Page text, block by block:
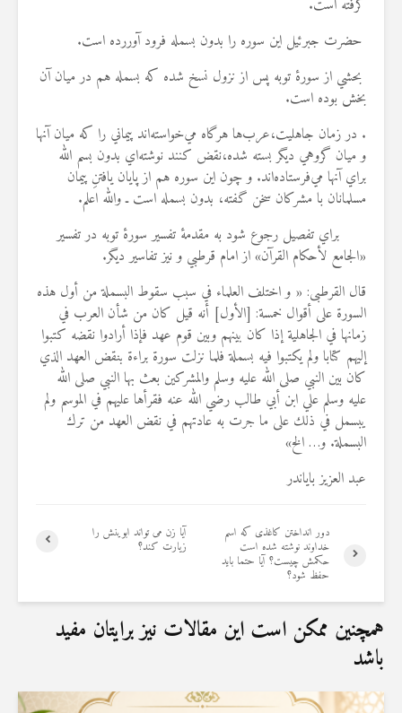
گرفته است.
حضرت جبرئيل اين سوره را بدون بسمله فرود آوررده است.
بحشي از سورۀ توبه پس از نزول نسخ شده كه بسمله هم در ميان آن
بخش بوده است.
. در زمان جاهليت،عرب‌ها هرگاه مي‌خواسته‌اند پيماني را كه ميان آنها
و ميان گروهي ديگر بسته شده،نقض كنند نوشته‌اي بدون بسم الله
براي آنها مي‌فرستاده‌اند. و چون اين سوره هم از پايان يافتنِ پيمان
مسلمانان با مشركان سخن گفته، بدون بسمله است ـ والله اعلم.
براي تفصيل رجوع شود به مقدمۀ تفسير سورۀ توبه در تفسير
«الجامع لأحكام القرآن» از امام قرطبي و نيز تفاسير ديگر.
قال القرطبی: « و اختلف العلماء في سبب سقوط البسملة من أول هذه
السورة على أقوال خمسة: [الأول] أنه قيل كان من شأن العرب في
زمانها في الجاهلية إذا كان بينهم وبين قوم عهد فإذا أرادوا نقضه كتبوا
إليهم كتابا ولم يكتبوا فيه بسملة فلما نزلت سورة براءة بنقض العهد الذي
كان بين النبي صلى الله عليه وسلم والمشركين بعث بها النبي صلى الله
عليه وسلم علي ابن أبي طالب رضي الله عنه فقرأها عليهم في الموسم ولم
يبسمل في ذلك على ما جرت به عادتهم في نقض العهد من ترك
البسملة. و… الخ»
عبد العزیز بایاندر
آیا زن می تواند ابوینش را
زیارت کند؟
دور انداختن کاغذی که اسم
خداوند نوشته شده است
حکمش چیست؟ آیا حتما باید
حفظ شود؟
همچنین ممکن است این مقالات نیز برایتان مفید
باشد